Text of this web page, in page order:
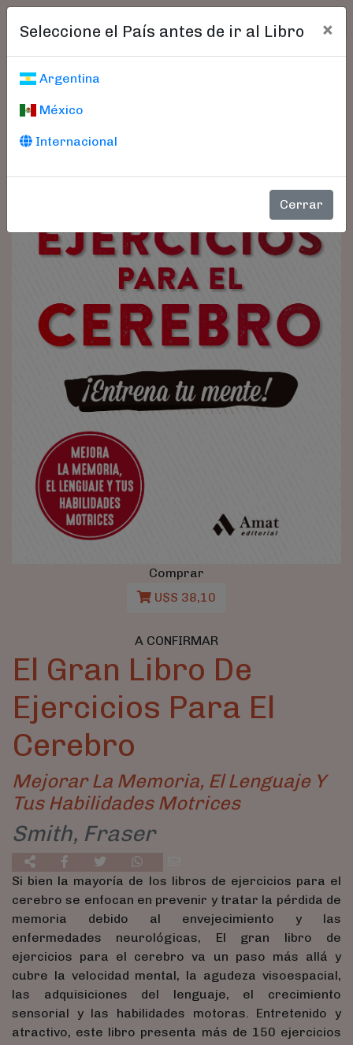
Seleccione el País antes de ir al Libro ×
Argentina
México
Internacional
Cerrar
Comprar
U$S 38,10
A CONFIRMAR
El Gran Libro De
Ejercicios Para El
Cerebro
Mejorar La Memoria, El Lenguaje Y
Tus Habilidades Motrices
Smith, Fraser
Si bien la mayoría de los libros de ejercicios para el
cerebro se enfocan en prevenir y tratar la pérdida de
memoria debido al envejecimiento y las
enfermedades neurológicas, El gran libro de
ejercicios para el cerebro va un paso más allá y
cubre la velocidad mental, la agudeza visoespacial,
las adquisiciones del lenguaje, el crecimiento
sensorial y las habilidades motoras. Entretenido y
atractivo, este libro presenta más de 150 ejercicios